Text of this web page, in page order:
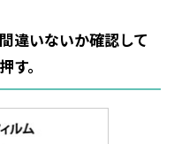
違いないか確認して
す。